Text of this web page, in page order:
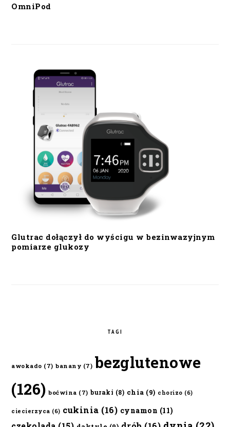
OmniPod
Glutrac dołączył do wyścigu w bezinwazyjnym
pomiarze glukozy
TAGI
awokado (7) banany (7) bezglutenowe
(126) boćwina (7) buraki (8) chia (9) chorizo (6)
ciecierzyca (6) cukinia (16) cynamon (11)